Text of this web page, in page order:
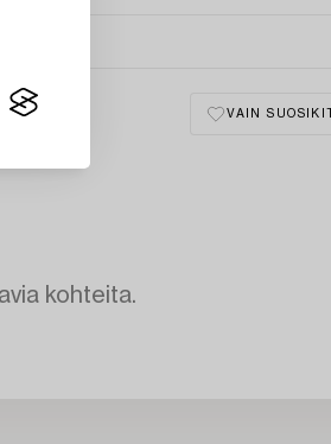
VAIN SUOSIKIT
kohteita.